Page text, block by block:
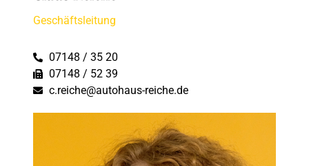
Geschäftsleitung
07148 / 35 20
07148 / 52 39
c.reiche@autohaus-reiche.de